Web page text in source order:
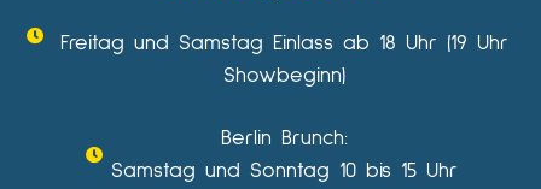
Freitag und Samstag Einlass ab 18 Uhr (19 Uhr
Showbeginn)
Berlin Brunch:
Samstag und Sonntag 10 bis 15 Uhr